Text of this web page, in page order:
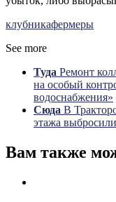
клубникафермеры
See more
Туда Ремонт
на особый
водоснабжения»
Сюда В
этажа
Вам также